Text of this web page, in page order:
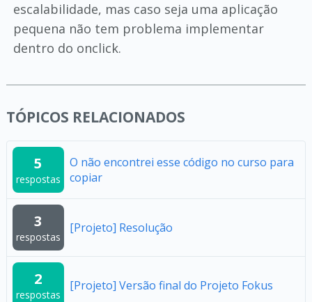
escalabilidade, mas caso seja uma aplicação
pequena não tem problema implementar
dentro do onclick.
TÓPICOS RELACIONADOS
5
respostas
O não encontrei esse código no curso para
copiar
3
respostas
[Projeto] Resolução
2
respostas
[Projeto] Versão final do Projeto Fokus